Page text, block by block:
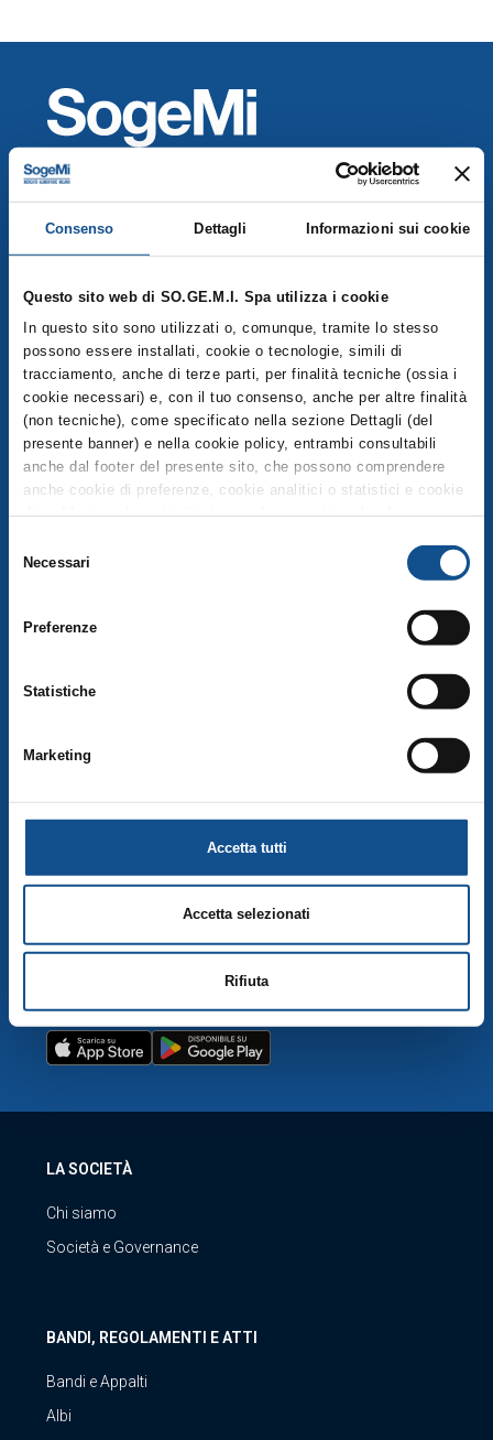
Consenso Dettagli Informazioni sui cookie
Questo sito web di SO.GE.M.I. Spa utilizza i cookie
In questo sito sono utilizzati o, comunque, tramite lo stesso
possono essere installati, cookie o tecnologie, simili di
tracciamento, anche di terze parti, per finalità tecniche (ossia i
cookie necessari) e, con il tuo consenso, anche per altre finalità
(non tecniche), come specificato nella sezione Dettagli (del
presente banner) e nella cookie policy, entrambi consultabili
anche dal footer del presente sito, che possono comprendere
anche cookie di preferenze, cookie analitici o statistici e cookie
di profilazione (questi ultimi sono denominati anche di
consenso, in qualsiasi momento, cliccando su Accetta i
selezionati. Puoi acconsentire all’utilizzo di tali tecnologie
informativa e/o utilizzando il tasto “Rifiuta i cookie non tecnici”,
continui la navigazione senza accettare i cookie non tecnici e
verranno installati solamente i cookie tecnici. Per quanto
riguarda ulteriori informazioni previste dall’art. 13 del
sezione Dettagli (accessibile anche dal footer del sito, tramite
apposito tasto funzionale alla scelta delle “Impostazioni dei
delNecessari
Preferenze
Statistiche
Marketing
Accetta tutti
Accetta selezionati
Rifiuta
SO.GE.M.I S.p.a., Via C. Lombroso 54, Milano
info@foodymilano.it
COMPRENSORIO
Esplora la mappa del Comprensorio
Operatori
MERCATO PUBBLICO
MERCATO ALIMENTARE
Visita servizio clienti
LA SOCIETÀ
Chi siamo
Società e Governance
BANDI, REGOLAMENTI E ATTI
Bandi e Appalti
Albi